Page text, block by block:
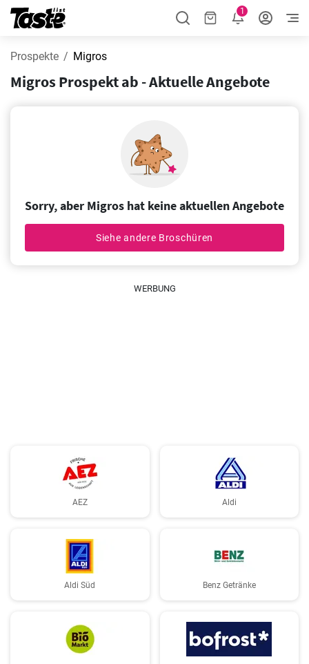
1
Prospekte Migros
Migros Prospekt ab - Aktuelle Angebote
Sorry, aber Migros hat keine aktuellen Angebote
Siehe andere Broschüren
WERBUNG
AEZ Aldi
Aldi Süd Benz Getränke